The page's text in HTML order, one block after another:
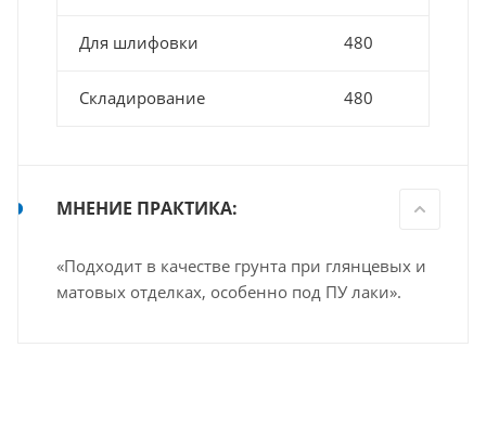
Для шлифовки 480
Складирование 480
МНЕНИЕ ПРАКТИКА:
«Подходит в качестве грунта при глянцевых и
матовых отделках, особенно под ПУ лаки».